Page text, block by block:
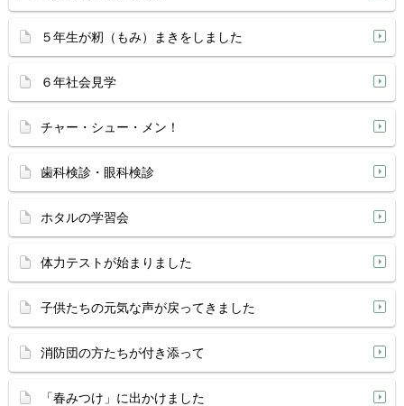
５年生が籾（もみ）まきをしました
６年社会見学
チャー・シュー・メン！
歯科検診・眼科検診
ホタルの学習会
体力テストが始まりました
子供たちの元気な声が戻ってきました
消防団の方たちが付き添って
「春みつけ」に出かけました